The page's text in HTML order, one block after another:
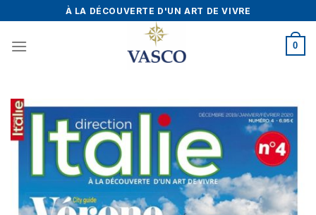
to
content
À LA DÉCOUVERTE D'UN ART DE VIVRE
0